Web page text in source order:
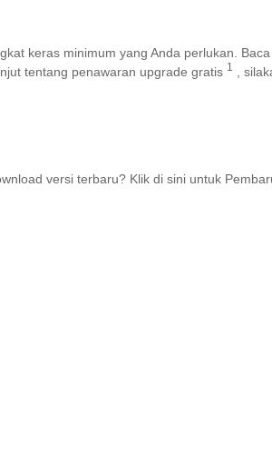
keras minimum yang Anda perlukan.
tentang penawaran upgrade gratis 1
,
versi terbaru? Klik di sini untuk